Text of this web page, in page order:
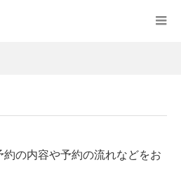
の内容や予約の流れなどをお